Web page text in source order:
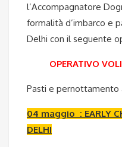
l’Accompagnatore
formalità d’imbarco e
Delhi con il seguente
OPERATIVO
Pasti e pernottamento
04 maggio : EARLY
DELHI